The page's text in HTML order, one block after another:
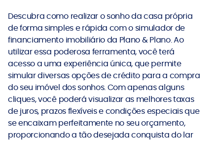
Descubra como realizar o sonho da casa própria
de forma simples e rápida com o simulador de
financiamento imobiliário da Plano & Plano. Ao
utilizar essa poderosa ferramenta, você terá
acesso a uma experiência única, que permite
simular diversas opções de crédito para a compra
do seu imóvel dos sonhos. Com apenas alguns
cliques, você poderá visualizar as melhores taxas
de juros, prazos flexíveis e condições especiais que
se encaixam perfeitamente no seu orçamento,
proporcionando a tão desejada conquista do lar